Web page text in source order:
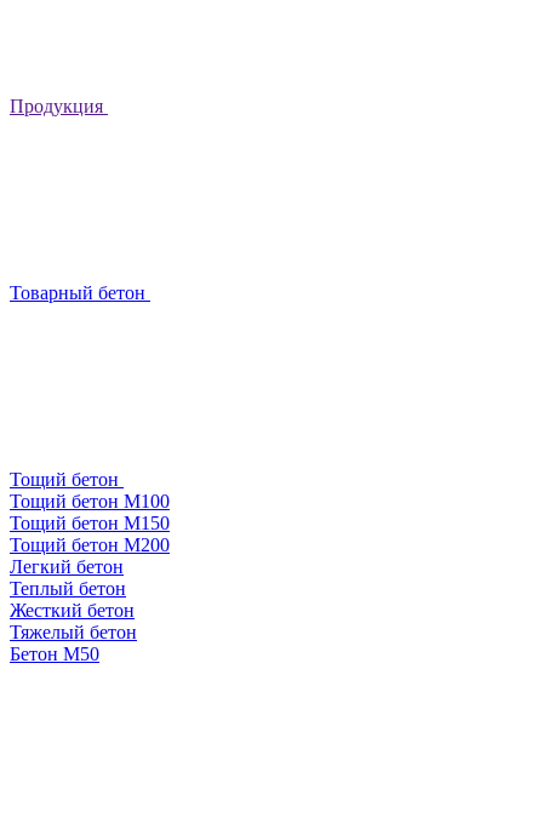
Продукция
Товарный бетон
Тощий бетон
Тощий бетон М100
Тощий бетон М150
Тощий бетон М200
Легкий бетон
Теплый бетон
Жесткий бетон
Тяжелый бетон
Бетон М50